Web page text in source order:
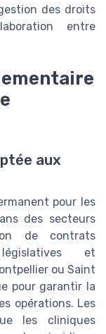
des droits
entre
aux
pour les
des secteurs
de contrats
et
ou Saint
pour garantir la
opérations. Les
les cliniques